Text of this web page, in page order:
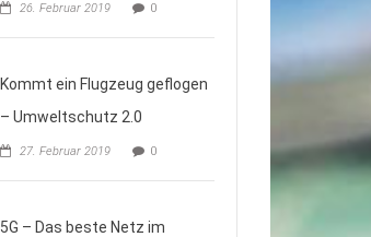
26. Februar 2019 0
Kommt ein Flugzeug geflogen
– Umweltschutz 2.0
27. Februar 2019 0
5G – Das beste Netz im